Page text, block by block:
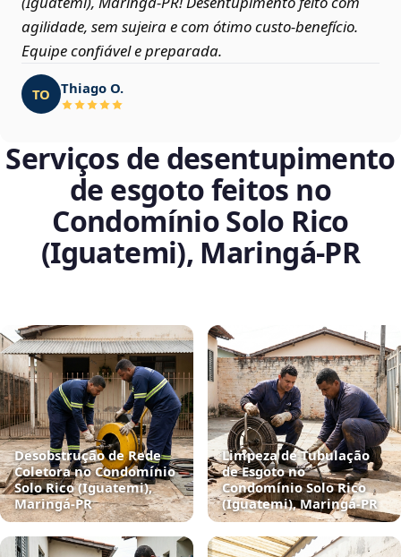
agilidade, sem sujeira e com ótimo custo-benefício.
Equipe confiável e preparada.
TO Thiago O.
Serviços de desentupimento
de esgoto feitos no
Condomínio Solo Rico
(Iguatemi), Maringá‑PR
Desobstrução de Rede
Coletora no Condomínio
Solo Rico (Iguatemi),
Maringá‑PR
Limpeza de Tubulação
de Esgoto no
Condomínio Solo Rico
(Iguatemi), Maringá‑PR